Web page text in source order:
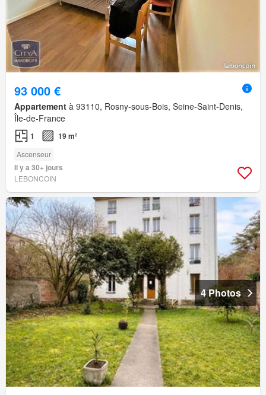
93 000 €
Appartement à 93110, Rosny-sous-Bois, Seine-Saint-Denis,
Île-de-France
1 19 m²
Ascenseur
Il y a 30+ jours
LEBONCOIN
4 Photos